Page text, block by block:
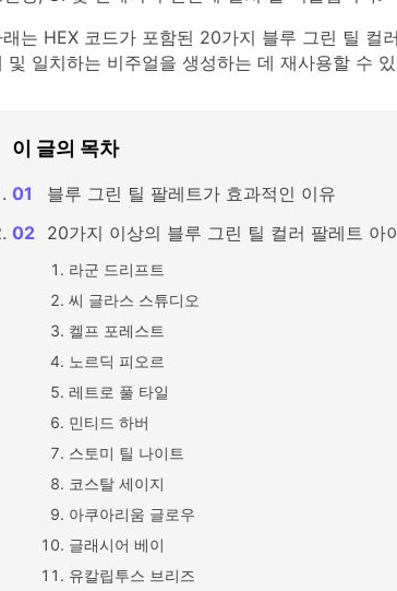
래는 HEX 코드가 포함된 20가지 블루 그린 틸 컬
및 일치하는 비주얼을 생성하는 데 재사용할 수
이 글의 목차
블루 그린 틸 팔레트가 효과적인 이유
20가지 이상의 블루 그린 틸 컬러 팔레트 아
라군 드리프트
씨 글라스 스튜디오
켈프 포레스트
노르딕 피오르
레트로 풀 타일
민티드 하버
스토미 틸 나이트
코스탈 세이지
아쿠아리움 글로우
글래시어 베이
유칼립투스 브리즈